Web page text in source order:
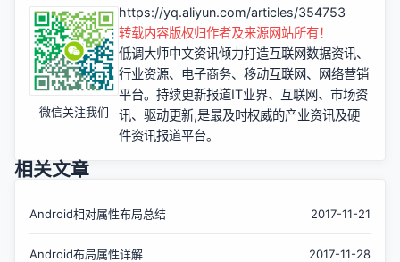
微信关注我们
https://yq.aliyun.com/articles/354753
转载内容版权归作者及来源网站所有！
低调大师中文资讯倾力打造互联网数据资讯、
行业资源、电子商务、移动互联网、网络营销
平台。持续更新报道IT业界、互联网、市场资
讯、驱动更新,是最及时权威的产业资讯及硬
件资讯报道平台。
相关文章
Android相对属性布局总结 2017-11-21
Android布局属性详解 2017-11-28